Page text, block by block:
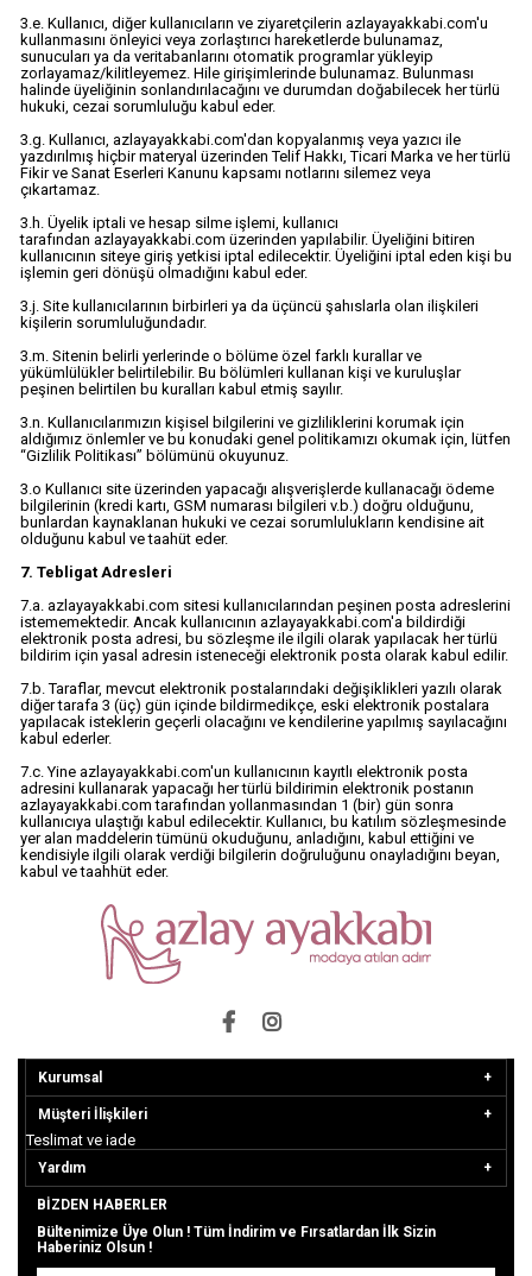
3.e. Kullanıcı, diğer kullanıcıların ve ziyaretçilerin azlayayakkabi.com'u
kullanmasını önleyici veya zorlaştırıcı hareketlerde bulunamaz,
sunucuları ya da veritabanlarını otomatik programlar yükleyip
zorlayamaz/kilitleyemez. Hile girişimlerinde bulunamaz. Bulunması
halinde üyeliğinin sonlandırılacağını ve durumdan doğabilecek her türlü
hukuki, cezai sorumluluğu kabul eder.
3.g. Kullanıcı, azlayayakkabi.com'dan kopyalanmış veya yazıcı ile
yazdırılmış hiçbir materyal üzerinden Telif Hakkı, Ticari Marka ve her türlü
Fikir ve Sanat Eserleri Kanunu kapsamı notlarını silemez veya
çıkartamaz.
3.h. Üyelik iptali ve hesap silme işlemi, kullanıcı
tarafından azlayayakkabi.com üzerinden yapılabilir. Üyeliğini bitiren
kullanıcının siteye giriş yetkisi iptal edilecektir. Üyeliğini iptal eden kişi bu
işlemin geri dönüşü olmadığını kabul eder.
3.j. Site kullanıcılarının birbirleri ya da üçüncü şahıslarla olan ilişkileri
kişilerin sorumluluğundadır.
3.m. Sitenin belirli yerlerinde o bölüme özel farklı kurallar ve
yükümlülükler belirtilebilir. Bu bölümleri kullanan kişi ve kuruluşlar
peşinen belirtilen bu kuralları kabul etmiş sayılır.
3.n. Kullanıcılarımızın kişisel bilgilerini ve gizliliklerini korumak için
aldığımız önlemler ve bu konudaki genel politikamızı okumak için, lütfen
“Gizlilik Politikası” bölümünü okuyunuz.
3.o Kullanıcı site üzerinden yapacağı alışverişlerde kullanacağı ödeme
bilgilerinin (kredi kartı, GSM numarası bilgileri v.b.) doğru olduğunu,
bunlardan kaynaklanan hukuki ve cezai sorumlulukların kendisine ait
olduğunu kabul ve taahüt eder.
7. Tebligat Adresleri
7.a. azlayayakkabi.com sitesi kullanıcılarından peşinen posta adreslerini
istememektedir. Ancak kullanıcının azlayayakkabi.com'a bildirdiği
elektronik posta adresi, bu sözleşme ile ilgili olarak yapılacak her türlü
bildirim için yasal adresin isteneceği elektronik posta olarak kabul edilir.
7.b. Taraflar, mevcut elektronik postalarındaki değişiklikleri yazılı olarak
diğer tarafa 3 (üç) gün içinde bildirmedikçe, eski elektronik postalara
yapılacak isteklerin geçerli olacağını ve kendilerine yapılmış sayılacağını
kabul ederler.
7.c. Yine azlayayakkabi.com'un kullanıcının kayıtlı elektronik posta
adresini kullanarak yapacağı her türlü bildirimin elektronik postanın
azlayayakkabi.com tarafından yollanmasından 1 (bir) gün sonra
kullanıcıya ulaştığı kabul edilecektir. Kullanıcı, bu katılım sözleşmesinde
yer alan maddelerin tümünü okuduğunu, anladığını, kabul ettiğini ve
kendisiyle ilgili olarak verdiği bilgilerin doğruluğunu onayladığını beyan,
kabul ve taahhüt eder.
Kurumsal
Müşteri İlişkileri
Teslimat ve iade
Yardım
BIZDEN HABERLER
Bültenimize Üye Olun ! Tüm İndirim ve Fırsatlardan İlk Sizin
Haberiniz Olsun !